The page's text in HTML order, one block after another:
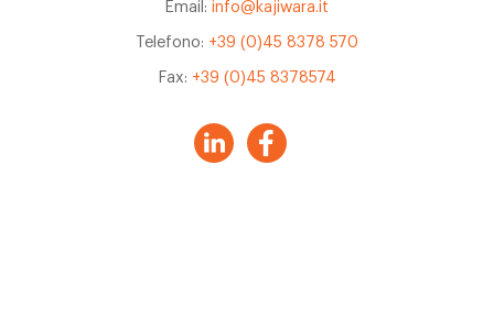
Email: info@kajiwara.it
Telefono: +39 (0)45 8378 570
Fax: +39 (0)45 8378574